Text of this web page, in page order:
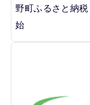
野町ふるさと納
始